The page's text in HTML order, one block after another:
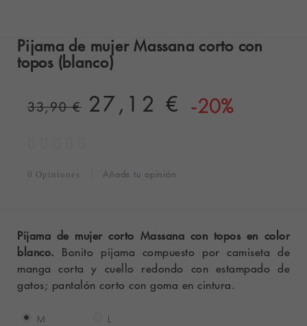
Pijama de mujer Massana corto con
topos (blanco)
33,90 € 27,12 € -20%
0 Opiniones Añade tu opinión
Pijama de mujer corto Massana con topos en color
blanco. Bonito pijama compuesto por camiseta de
manga corta y cuello redondo con estampado de
gatos; pantalón corto con goma en cintura.
M L